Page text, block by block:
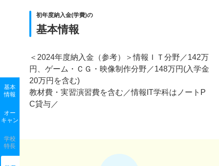
基本
情報
オー
キャン
学校
特長
初年度納入金(学費)の
基本情報
＜2024年度納入金（参考）＞情報ＩＴ分野／142万
円、ゲーム・ＣＧ・映像制作分野／148万円(入学金
20万円を含む)
教材費・実習演習費を含む／情報IT学科はノートP
C貸与／